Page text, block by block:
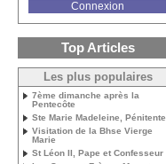
Connexion
Top Articles
Les plus populaires
7ème dimanche après la
Pentecôte
Ste Marie Madeleine, Pénitente
Visitation de la Bhse Vierge
Marie
St Léon II, Pape et Confesseur